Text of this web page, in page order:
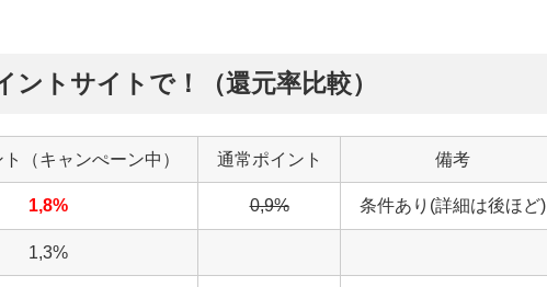
トサイトで！（還元率比較）
（キャンぺーン中） 通常ポイント 備考
1,8% 0,9% 条件あり(詳細は後ほど)
1,3%